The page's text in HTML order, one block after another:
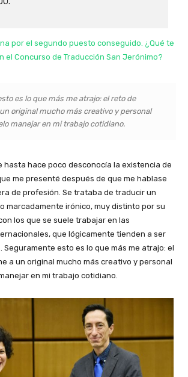
por el segundo puesto conseguido. ¿Qué te
el Concurso de Traducción San Jerónimo?
es lo que más me atrajo: el reto de
original mucho más creativo y personal
manejar en mi trabajo cotidiano.
hasta hace poco desconocía la existencia de
me presenté después de que me hablase
de profesión. Se trataba de traducir un
marcadamente irónico, muy distinto por su
los que se suele trabajar en las
que lógicamente tienden a ser
Seguramente esto es lo que más me atrajo: el
a un original mucho más creativo y personal
en mi trabajo cotidiano.